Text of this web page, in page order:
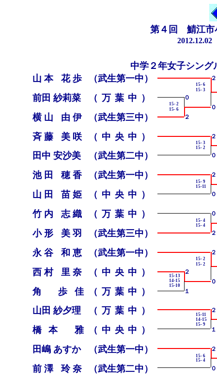
第４回 鯖江市
中学２年女子シング
15- 6
15- 3
２
０
15- 3
15- 2
２
０
15- 9
15-11
２
０
15- 4
15- 4
０
２
15- 2
15- 2
２
０
15-11
14-15
15- 9
２
１
15- 6
15- 4
２
０
15- 2
15- 6
０
２
15-13
14-15
15-10
２
１
山本 花歩
（武生第一中）
前田 紗莉菜
（万葉中）
横山 由伊
（武生第三中）
斉藤 美咲
（中央中）
田中 安沙美
（武生第二中）
池田 穂香
（武生第一中）
山田 苗姫
（中央中）
竹内 志織
（万葉中）
小形 美羽
（武生第三中）
永谷 和恵
（武生第一中）
西村 里奈
（中央中）
角 歩佳
（万葉中）
山田 紗夕理
（万葉中）
橋本 雅
（中央中）
田嶋 あすか
（武生第一中）
前澤 玲奈
（武生第二中）